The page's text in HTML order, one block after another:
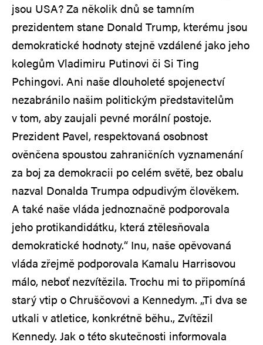
jsou USA? Za několik dnů se tamním
prezidentem stane Donald Trump, kterému jsou
demokratické hodnoty stejně vzdálené jako jeho
kolegům Vladimiru Putinovi či Si Ting
Pchingovi. Ani naše dlouholeté spojenectví
nezabránilo našim politickým představitelům
v tom, aby zaujali pevné morální postoje.
Prezident Pavel, respektovaná osobnost
ověnčena spoustou zahraničních vyznamenání
za boj za demokracii po celém světě, bez obalu
nazval Donalda Trumpa odpudivým člověkem.
A také naše vláda jednoznačně podporovala
jeho protikandidátku, která ztělesňovala
demokratické hodnoty.“ Inu, naše opěvovaná
vláda zřejmě podporovala Kamalu Harrisovou
málo, neboť nezvítězila. Trochu mi to připomíná
starý vtip o Chruščovovi a Kennedym. „Ti dva se
utkali v atletice, konkrétně běhu., Zvítězil
Kennedy. Jak o této skutečnosti informovala